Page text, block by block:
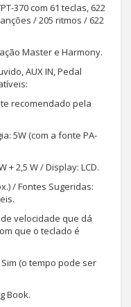
370 com 61 teclas, 622
/ 205 ritmos / 622
Master e Harmony.
AUX IN, Pedal
recomendado pela
5W (com a fonte PA-
+ 2,5 W / Display: LCD.
/ Fontes Sugeridas:
de velocidade que d
que o teclado é
(o tempo pode ser
Book.